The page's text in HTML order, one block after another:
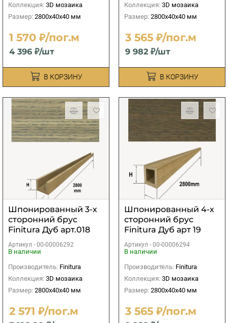
Коллекция: 3D мозаика
Размер: 2800х40х40 мм
1 570 ₽/пог.м
4 396 ₽/шт
В КОРЗИНУ
Коллекция: 3D мозаика
Размер: 2800х40х40 мм
3 565 ₽/пог.м
9 982 ₽/шт
В КОРЗИНУ
Шпонированный 3-х
сторонний брус
Finitura Дуб арт.018
Артикул - 00-00006292
В наличии
Производитель: Finitura
Коллекция: 3D мозаика
Размер: 2800х40х40 мм
2 571 ₽/пог.м
Шпонированный 4-х
сторонний брус
Finitura Дуб арт 19
Артикул - 00-00006294
В наличии
Производитель: Finitura
Коллекция: 3D мозаика
Размер: 2800х40х40 мм
3 565 ₽/пог.м